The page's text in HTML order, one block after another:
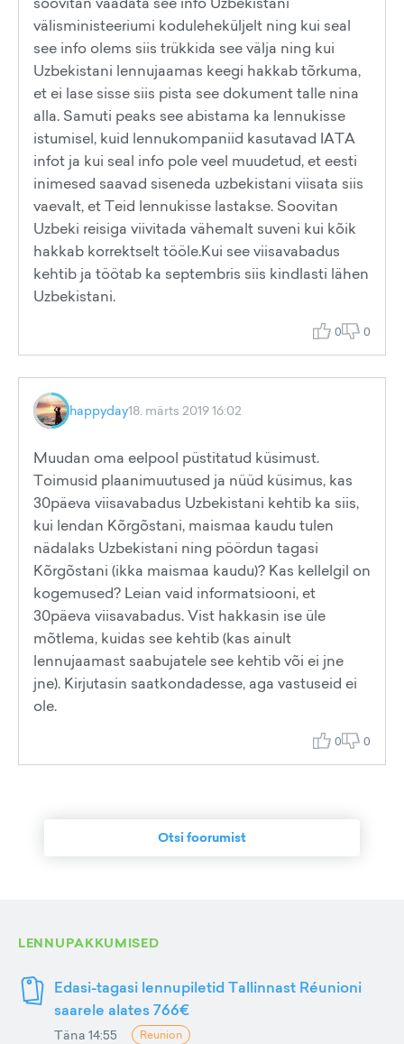
välisministeeriumi koduleheküljelt ning kui seal
see info olems siis trükkida see välja ning kui
Uzbekistani lennujaamas keegi hakkab tõrkuma,
et ei lase sisse siis pista see dokument talle nina
alla. Samuti peaks see abistama ka lennukisse
istumisel, kuid lennukompaniid kasutavad IATA
infot ja kui seal info pole veel muudetud, et eesti
inimesed saavad siseneda uzbekistani viisata siis
vaevalt, et Teid lennukisse lastakse. Soovitan
Uzbeki reisiga viivitada vähemalt suveni kui kõik
hakkab korrektselt tööle.Kui see viisavabadus
kehtib ja töötab ka septembris siis kindlasti lähen
Uzbekistani.
0 0
happyday18. märts 2019 16:02
Muudan oma eelpool püstitatud küsimust.
Toimusid plaanimuutused ja nüüd küsimus, kas
30päeva viisavabadus Uzbekistani kehtib ka siis,
kui lendan Kõrgõstani, maismaa kaudu tulen
nädalaks Uzbekistani ning pöördun tagasi
Kõrgõstani (ikka maismaa kaudu)? Kas kellelgil on
kogemused? Leian vaid informatsiooni, et
30päeva viisavabadus. Vist hakkasin ise üle
mõtlema, kuidas see kehtib (kas ainult
lennujaamast saabujatele see kehtib või ei jne
jne). Kirjutasin saatkondadesse, aga vastuseid ei
ole.
0 0
Otsi foorumist
LENNUPAKKUMISED
Edasi-tagasi lennupiletid Tallinnast Réunioni
saarele alates 766€
Täna 14:55 Reunion